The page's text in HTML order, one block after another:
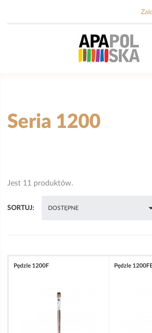
Seria 1200
Jest 11 produktów.
SORTUJ: DOSTĘPNE
Pędzle 1200F Pędzle